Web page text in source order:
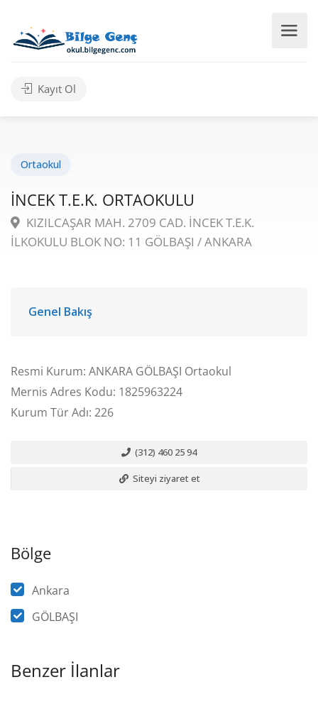
Kayıt Ol
Ortaokul
İNCEK T.E.K. ORTAOKULU
KIZILCAŞAR MAH. 2709 CAD. İNCEK T.E.K.
İLKOKULU BLOK NO: 11 GÖLBAŞI / ANKARA
Genel Bakış
Resmi Kurum: ANKARA GÖLBAŞI Ortaokul
Mernis Adres Kodu: 1825963224
Kurum Tür Adı: 226
(312) 460 25 94
Siteyi ziyaret et
Bölge
Ankara
GÖLBAŞI
Benzer İlanlar